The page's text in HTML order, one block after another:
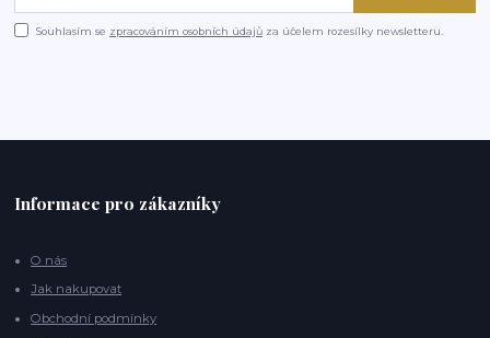
Souhlasím se zpracováním osobních údajů za účelem rozesílky newsletteru.
Informace pro zákazníky
O nás
Jak nakupovat
Obchodní podmínky